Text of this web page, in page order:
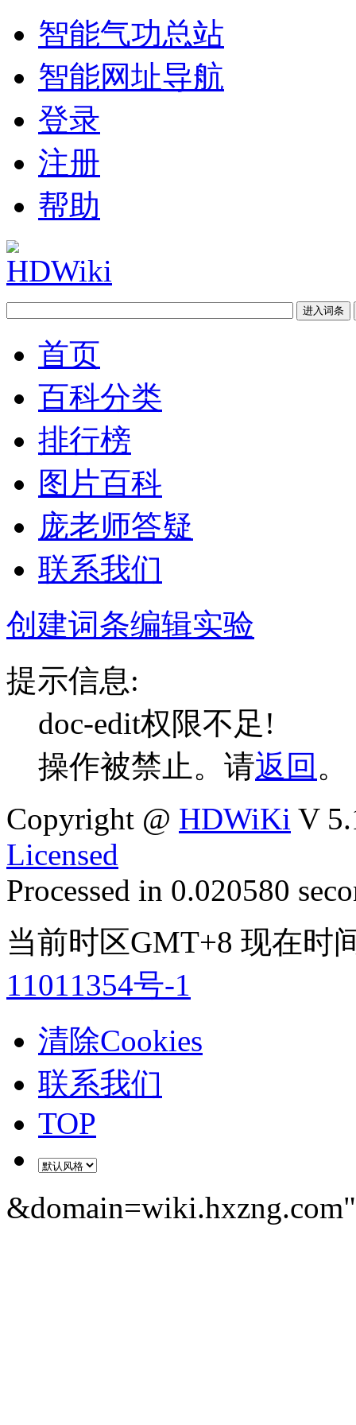
智能气功总站
智能网址导航
登录
注册
帮助
首页
百科分类
排行榜
图片百科
庞老师答疑
联系我们
创建词条编辑实验
提示信息:
doc-edit权限不足!
操作被禁止。请返回 。
Copyright @ HDWiKi V
Licensed
Processed in 0.020580
当前时区GMT+8 现在时
11011354号-1
清除Cookies
联系我们
TOP